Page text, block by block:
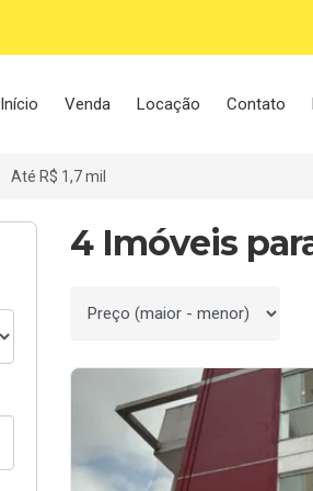
Início Venda Locação Contato
Até R$ 1,7 mil
4 Imóveis
Ordenar por